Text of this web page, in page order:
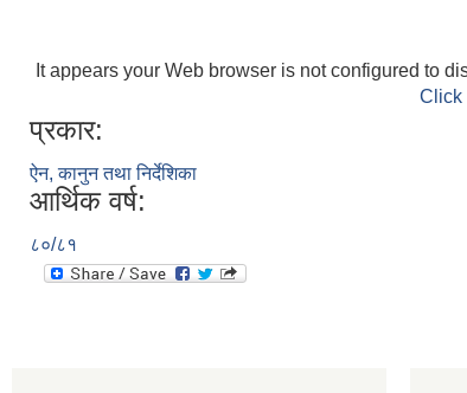
It appears your Web browser is not configured to
Click
प्रकार:
ऐन, कानुन तथा निर्देशिका
आर्थिक वर्ष:
८०/८१